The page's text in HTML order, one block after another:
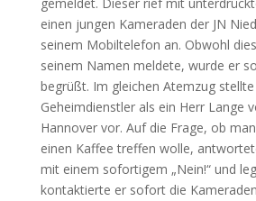
einen jungen Kameraden der JN
seinem Mobiltelefon an. Obwohl
seinem Namen meldete, wurde er
begrüßt. Im gleichen Atemzug
Geheimdienstler als ein Herr Lange
Hannover vor. Auf die Frage, ob
einen Kaffee treffen wolle,
mit einem sofortigem „Nein!“ und
kontaktierte er sofort die